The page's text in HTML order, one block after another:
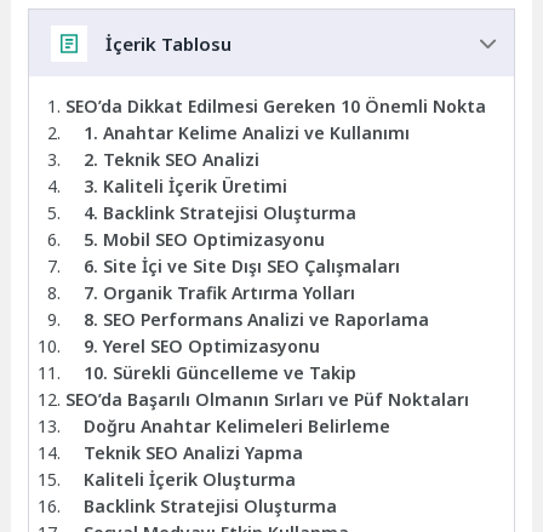
İçerik Tablosu
SEO’da Dikkat Edilmesi Gereken 10 Önemli Nokta
1. Anahtar Kelime Analizi ve Kullanımı
2. Teknik SEO Analizi
3. Kaliteli İçerik Üretimi
4. Backlink Stratejisi Oluşturma
5. Mobil SEO Optimizasyonu
6. Site İçi ve Site Dışı SEO Çalışmaları
7. Organik Trafik Artırma Yolları
8. SEO Performans Analizi ve Raporlama
9. Yerel SEO Optimizasyonu
10. Sürekli Güncelleme ve Takip
SEO’da Başarılı Olmanın Sırları ve Püf Noktaları
Doğru Anahtar Kelimeleri Belirleme
Teknik SEO Analizi Yapma
Kaliteli İçerik Oluşturma
Backlink Stratejisi Oluşturma